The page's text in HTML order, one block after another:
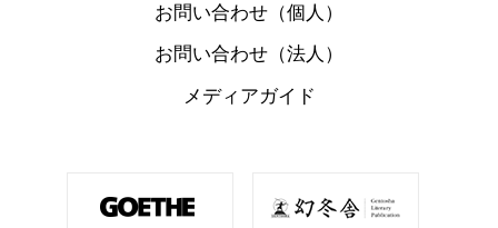
お問い合わせ（個人）
お問い合わせ（法人）
メディアガイド